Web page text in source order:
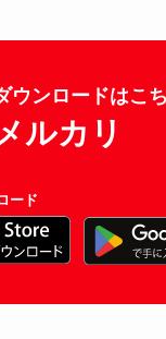
ウンロードはこ
ルカリ
ード